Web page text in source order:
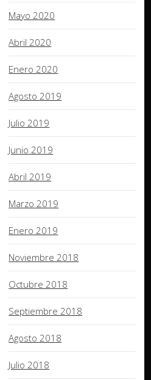
Mayo 2020
Abril 2020
Enero 2020
Agosto 2019
Julio 2019
Junio 2019
Abril 2019
Marzo 2019
Enero 2019
Noviembre 2018
Octubre 2018
Septiembre 2018
Agosto 2018
Julio 2018